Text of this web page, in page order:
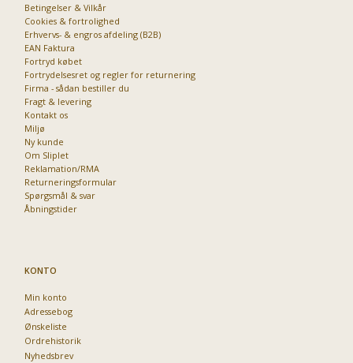
Betingelser & Vilkår
Cookies & fortrolighed
Erhvervs- & engros afdeling (B2B)
EAN Faktura
Fortryd købet
Fortrydelsesret og regler for returnering
Firma - sådan bestiller du
Fragt & levering
Kontakt os
Miljø
Ny kunde
Om Sliplet
Reklamation/RMA
Returneringsformular
Spørgsmål & svar
Åbningstider
KONTO
Min konto
Adressebog
Ønskeliste
Ordrehistorik
Nyhedsbrev